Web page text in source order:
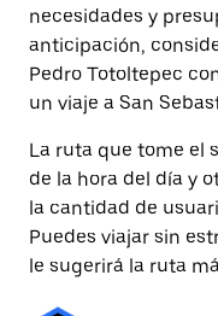
necesidades y
anticipación,
Pedro Totoltepec
un viaje a San
La ruta que tome el
de la hora del día y
la cantidad de
Puedes viajar sin
le sugerirá la ruta